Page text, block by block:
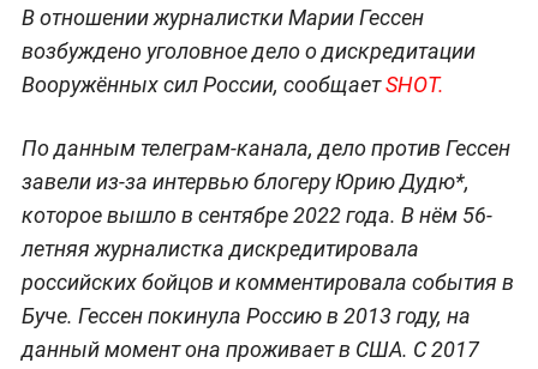
В отношении журналистки Марии Гессен
возбуждено уголовное дело о дискредитации
Вооружённых сил России, сообщаетSHOT.
По данным телеграм-канала, дело против Гессен
завели из-за интервью блогеру Юрию Дудю*,
которое вышло в сентябре 2022 года. В нём 56-
летняя журналистка дискредитировала
российских бойцов и комментировала события в
Буче. Гессен покинула Россию в 2013 году, на
данный момент она проживает в США. С 2017